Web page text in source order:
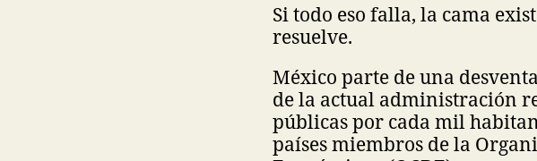
Si todo eso falla, la cama
resuelve.
México parte de una
de la actual administración
públicas por cada mil
países miembros de la